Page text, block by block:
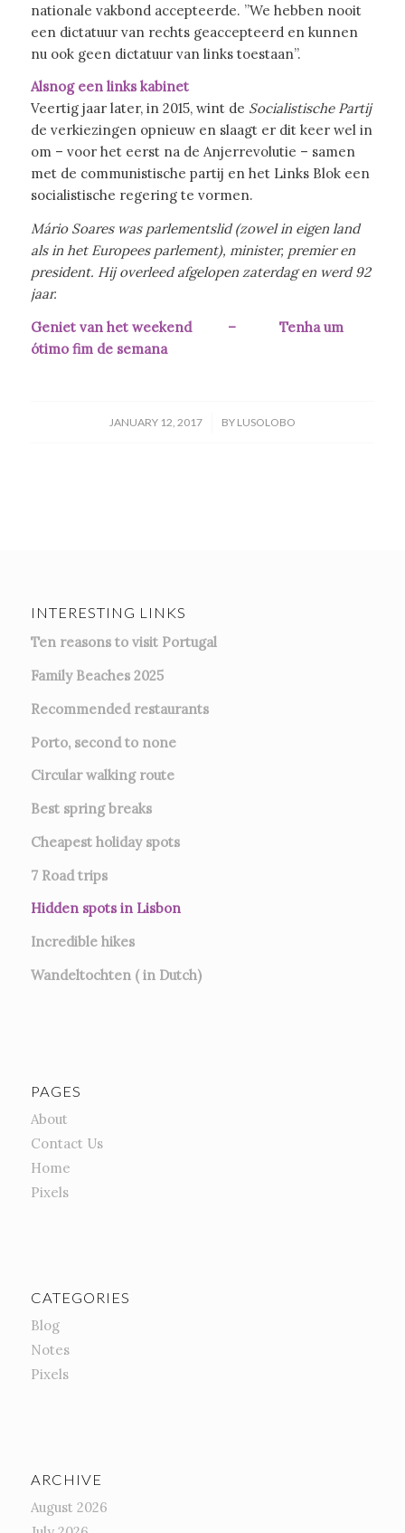
nationale vakbond accepteerde. ”We hebben nooit
een dictatuur van rechts geaccepteerd en kunnen
nu ook geen dictatuur van links toestaan”.
Alsnog een links kabinet
Veertig jaar later, in 2015, wint de Socialistische Partij
de verkiezingen opnieuw en slaagt er dit keer wel in
om – voor het eerst na de Anjerrevolutie – samen
met de communistische partij en het Links Blok een
socialistische regering te vormen.
Mário Soares was parlementslid (zowel in eigen land
als in het Europees parlement), minister, premier en
president. Hij overleed afgelopen zaterdag en werd 92
jaar.
Geniet van het weekend – Tenha um
ótimo fim de semana
JANUARY 12, 2017
/ BY LUSOLOBO
INTERESTING LINKS
Ten reasons to visit Portugal
Family Beaches 2025
Recommended restaurants
Porto, second to none
Circular walking route
Best spring breaks
Cheapest holiday spots
7 Road trips
Hidden spots in Lisbon
Incredible hikes
Wandeltochten ( in Dutch)
PAGES
About
Contact Us
Home
Pixels
CATEGORIES
Blog
Notes
Pixels
ARCHIVE
August 2026